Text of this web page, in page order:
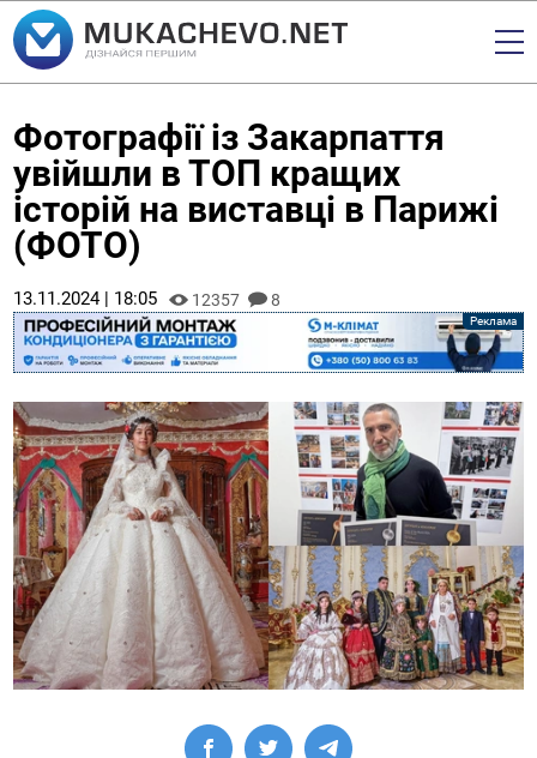
Фотографії із Закарпаття
увійшли в ТОП кращих
історій на виставці в Парижі
(ФОТО)
13.11.2024 | 18:05 12357 8